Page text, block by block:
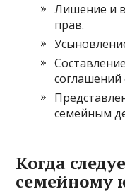
Лишение и
прав.
соглашений
семейным
Когда
семейному